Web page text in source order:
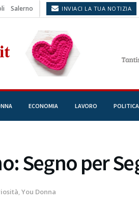
Salerno INVIACI LA TUA NOTIZIA
ECONOMIA LAVORO POLITICA
Segno per
,You Donna